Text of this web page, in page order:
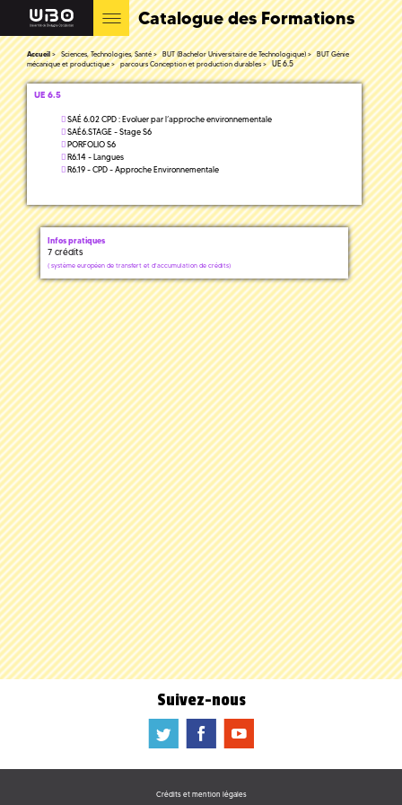
Catalogue des Formations
Accueil Sciences, Technologies, Santé BUT (Bachelor Universitaire de Technologique)
BUT Génie
mécanique et productique
parcours Conception et production durables UE 6.5
UE 6.5
SAÉ 6.02 CPD : Evoluer par l’approche environnementale
SAÉ6.STAGE - Stage S6
PORFOLIO S6
R6.14 - Langues
R6.19 - CPD - Approche Environnementale
Infos pratiques
7 crédits
( système européen de transfert et d'accumulation de crédits)
Suivez-nous
a b f
Crédits et mention légales